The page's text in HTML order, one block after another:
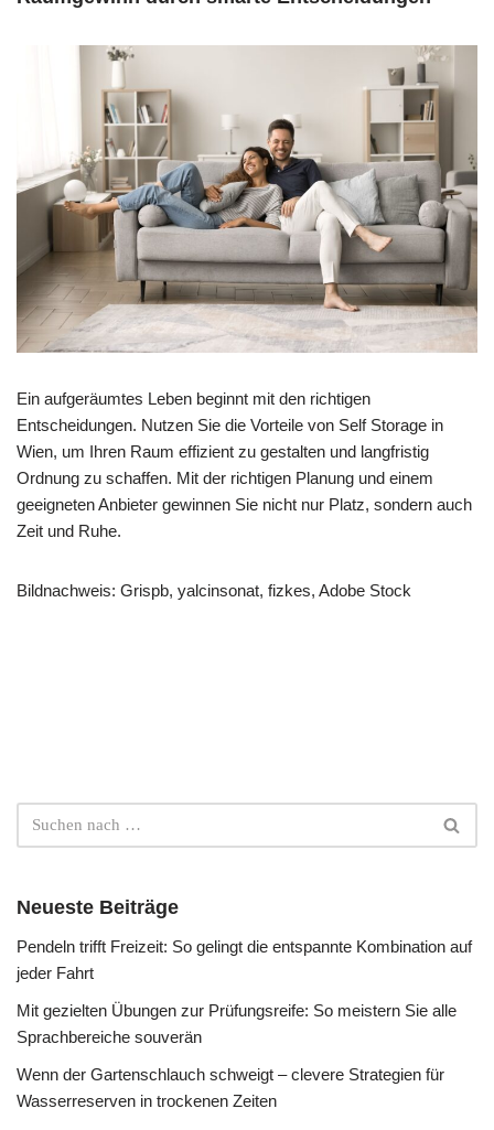
Ein aufgeräumtes Leben beginnt mit den richtigen
Entscheidungen. Nutzen Sie die Vorteile von Self Storage in
Wien, um Ihren Raum effizient zu gestalten und langfristig
Ordnung zu schaffen. Mit der richtigen Planung und einem
geeigneten Anbieter gewinnen Sie nicht nur Platz, sondern auch
Zeit und Ruhe.
Bildnachweis: Grispb, yalcinsonat, fizkes, Adobe Stock
Neueste Beiträge
Pendeln trifft Freizeit: So gelingt die entspannte Kombination auf
jeder Fahrt
Mit gezielten Übungen zur Prüfungsreife: So meistern Sie alle
Sprachbereiche souverän
Wenn der Gartenschlauch schweigt – clevere Strategien für
Wasserreserven in trockenen Zeiten